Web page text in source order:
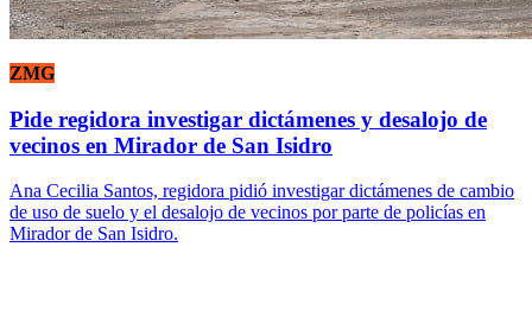
ZMG
Pide regidora investigar dictámenes y desalojo de
vecinos en Mirador de San Isidro
Ana Cecilia Santos, regidora pidió investigar dictámenes de cambio
de uso de suelo y el desalojo de vecinos por parte de policías en
Mirador de San Isidro.